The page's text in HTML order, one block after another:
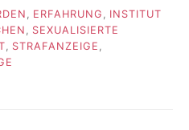
, ERFAHRUNG , INSTITUT
, SEXUALISIERTE
, STRAFANZEIGE ,